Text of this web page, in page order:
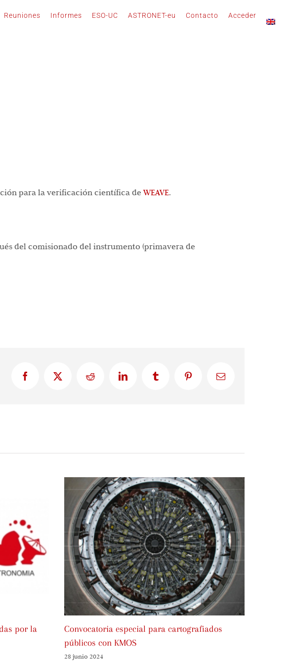
Reuniones Informes ESO-UC ASTRONET-eu Contacto Acceder
para la verificación científica deWEAVE.
del comisionado del instrumento (primavera de
FacebookX Reddit LinkedInTumblr PinterestCorreo
por la
Convocatoria especial para cartografiados
públicos con KMOS
28 junio 2024